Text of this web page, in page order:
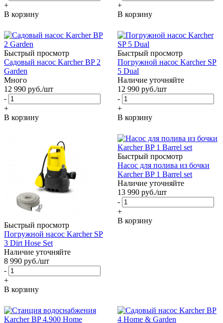
+
В корзину
+
В корзину
Быстрый просмотр
Садовый насос Karcher BP 2
Garden
Много
12 990 руб./шт
-
+
В корзину
Быстрый просмотр
Погружной насос Karcher SP
5 Dual
Наличие уточняйте
12 990 руб./шт
-
+
В корзину
Быстрый просмотр
Погружной насос Karcher SP
3 Dirt Hose Set
Наличие уточняйте
8 990 руб./шт
-
+
В корзину
Быстрый просмотр
Насос для полива из бочки
Karcher BP 1 Barrel set
Наличие уточняйте
13 990 руб./шт
-
+
В корзину